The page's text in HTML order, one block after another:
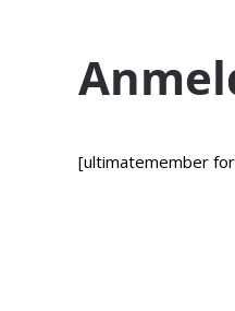
[ulti­ma­te­mem­ber